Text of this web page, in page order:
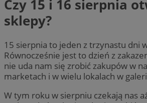
Czy 15 i 16 sierpnia
sklepy?
15 sierpnia to jeden z trzynastu dni
Równocześnie jest to dzień z
nie uda nam się zrobić zakupów w
marketach i w wielu lokalach w
W tym roku w sierpniu czekają nas